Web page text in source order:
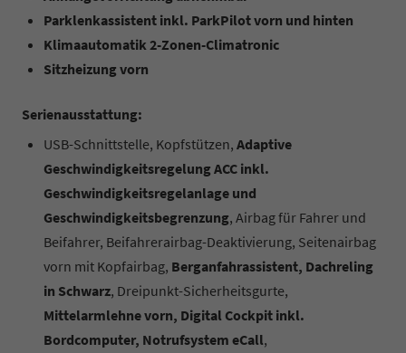
Parklenkassistent inkl. ParkPilot vorn und hinten
Klimaautomatik 2-Zonen-Climatronic
Sitzheizung vorn
Serienausstattung:
USB-Schnittstelle, Kopfstützen, Adaptive
Geschwindigkeitsregelung ACC inkl.
Geschwindigkeitsregelanlage und
Geschwindigkeitsbegrenzung, Airbag für Fahrer und
Beifahrer, Beifahrerairbag-Deaktivierung, Seitenairbag
vorn mit Kopfairbag, Berganfahrassistent, Dachreling
in Schwarz, Dreipunkt-Sicherheitsgurte,
Mittelarmlehne vorn, Digital Cockpit inkl.
Bordcomputer, Notrufsystem eCall,